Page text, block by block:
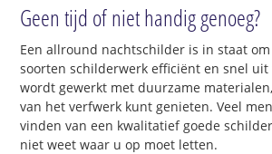
Geen tijd of niet handig genoeg?
Een allround nachtschilder is in staat
soorten schilderwerk efficiënt en snel uit
wordt gewerkt met duurzame
van het verfwerk kunt genieten. Veel
vinden van een kwalitatief goede
niet weet waar u op moet letten.